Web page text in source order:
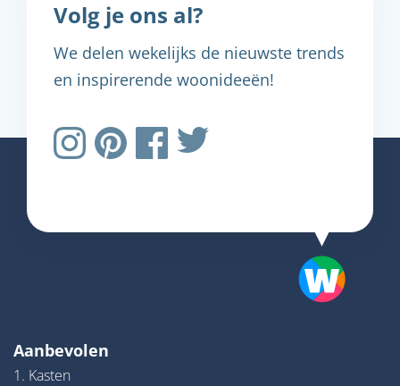
Volg je ons al?
We delen wekelijks de nieuwste trends
en inspirerende woonideeën!
Aanbevolen
1. Kasten